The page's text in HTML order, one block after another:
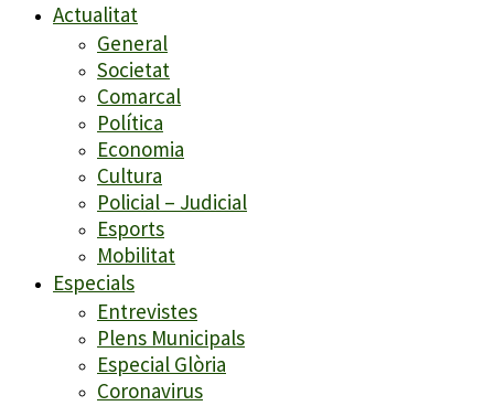
Actualitat
General
Societat
Comarcal
Política
Economia
Cultura
Policial – Judicial
Esports
Mobilitat
Especials
Entrevistes
Plens Municipals
Especial Glòria
Coronavirus